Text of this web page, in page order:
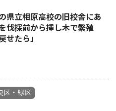
県立相原高校の旧校舎にあ
伐採前から挿し木で繁殖
せたら」
区・緑区